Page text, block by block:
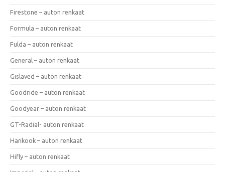
Firestone – auton renkaat
Formula – auton renkaat
Fulda – auton renkaat
General – auton renkaat
Gislaved – auton renkaat
Goodride – auton renkaat
Goodyear – auton renkaat
GT-Radial- auton renkaat
Hankook – auton renkaat
Hifly – auton renkaat